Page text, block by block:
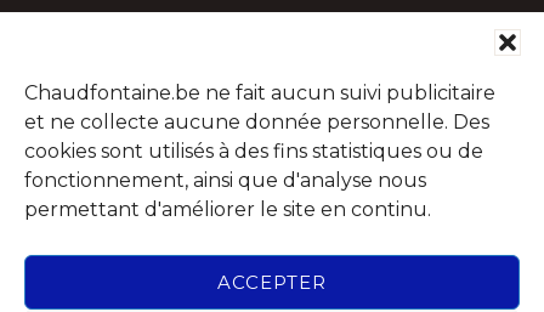
Chaudfontaine.be ne fait aucun suivi publicitaire
et ne collecte aucune donnée personnelle. Des
cookies sont utilisés à des fins statistiques ou de
fonctionnement, ainsi que d'analyse nous
permettant d'améliorer le site en continu.
ACCEPTER